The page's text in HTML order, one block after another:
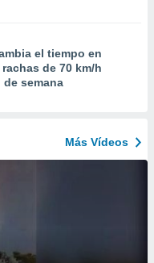
el tiempo en
de 70 km/h
semana
Más Vídeos